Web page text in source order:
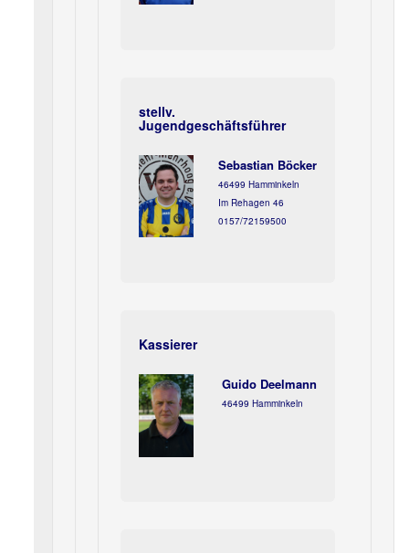
stellv.
Jugendgeschäftsführer
Sebastian Böcker
46499 Hamminkeln
Im Rehagen 46
0157/72159500
Kassierer
Guido Deelmann
46499 Hamminkeln